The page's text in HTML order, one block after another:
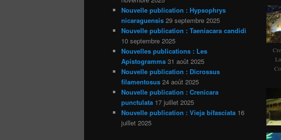
Nouvelle publication : Hypsophrys
nicaraguensis 29 septembre 2025
Nouvelle publication : Taeniacara candidi
10 septembre 2025
Nouvelles publications : Les
Apistogramma 31 août 2025
Nouvelle publication : Dicrossus
filamentosus 24 août 2025
Nouvelle publication : Crenicara
punctulata 17 juillet 2025
Nouvelle publication : Vieja bifasciata 16
juillet 2025